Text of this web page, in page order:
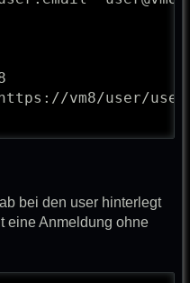
vm8/user/
bei den user hinterlegt
eine Anmeldung ohne